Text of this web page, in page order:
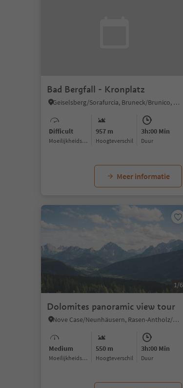
Bad Bergfall - Kronplatz
Geiselsberg/Sorafurcia, Bruneck/Brunico, Dolomites Region Kronplatz/Plan de Corones
Difficult
Moeilijkheidsgraad
957 m
Hoogteverschil
3h:00 Min
Duur
Meer informatie
1/6
Dolomites panoramic view tour
Nove Case/Neunhäusern, Rasen-Antholz/Rasun Anterselva, Dolomites Region Kronplatz/Plan de Corones
Medium
Moeilijkheidsgraad
550 m
Hoogteverschil
3h:00 Min
Duur